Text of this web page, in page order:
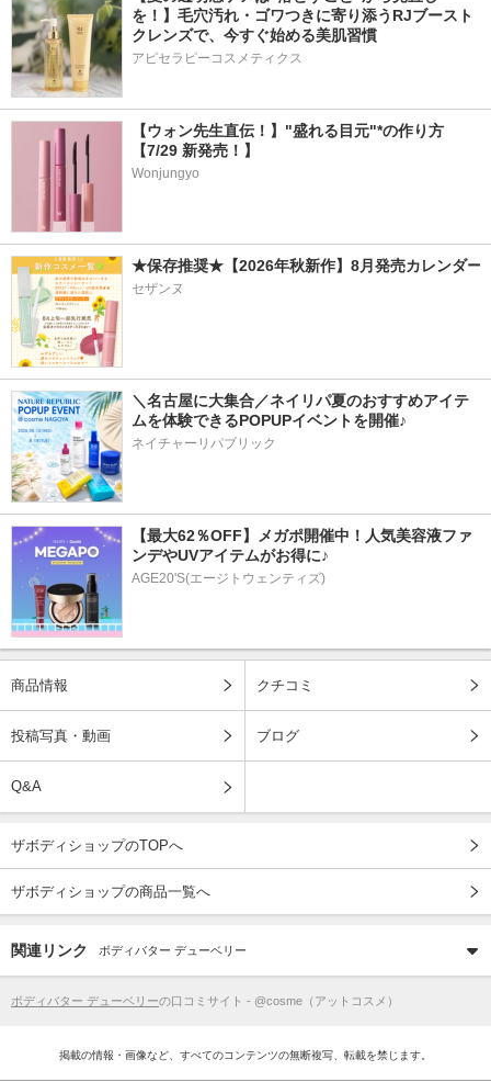
を！】毛穴汚れ・ゴワつきに寄り添うRJブースト
クレンズで、今すぐ始める美肌習慣
アピセラピーコスメティクス
【ウォン先生直伝！】"盛れる目元"*の作り方
【7/29 新発売！】
Wonjungyo
★保存推奨★【2026年秋新作】8月発売カレンダー
セザンヌ
＼名古屋に大集合／ネイリパ夏のおすすめアイテ
ムを体験できるPOPUPイベントを開催♪
ネイチャーリパブリック
【最大62％OFF】メガポ開催中！人気美容液ファ
ンデやUVアイテムがお得に♪
AGE20'S(エージトウェンティズ)
商品情報 クチコミ
投稿写真・動画 ブログ
Q&A
ザボディショップのTOPへ
ザボディショップの商品一覧へ
関連リンク ボディバター デューベリー
ボディバター デューベリーの口コミサイト - @cosme（アットコスメ）
掲載の情報・画像など、すべてのコンテンツの無断複写、転載を禁じます。